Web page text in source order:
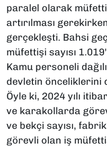
paralel olarak
artırılması
gerçekleşti. Bahsi
müfettişi sayısı
Kamu personeli
devletin önceliklerini
Öyle ki, 2024 yılı
ve karakollarda
ve bekçi sayısı,
görevli olan iş